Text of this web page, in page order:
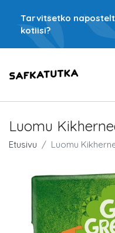
Tarvitsetko
kotiisi?
Luomu
Etusivu Luomu